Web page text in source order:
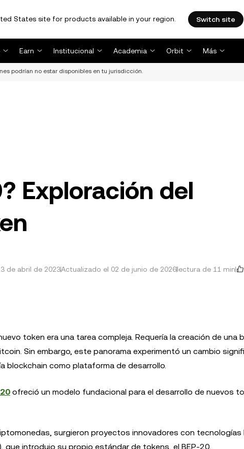
States site for products available in your region. Switch site
Earn Institucional Academia Orbit Más
podrían no estar disponibles en tu jurisdicción.
Exploración del
de abril de 2023Actualizado el 02 de junio de 2026lectura de 11 min
token era una tarea compleja. Requería la creación de una
Sin embargo, este panorama experimentó un cambio
blockchain como plataforma de desarrollo.
ofreció un modelo fundacional para el desarrollo de nuevos
surgieron proyectos innovadores con tecnologías
que introdujo su propio estándar de tokens, el BEP-20.